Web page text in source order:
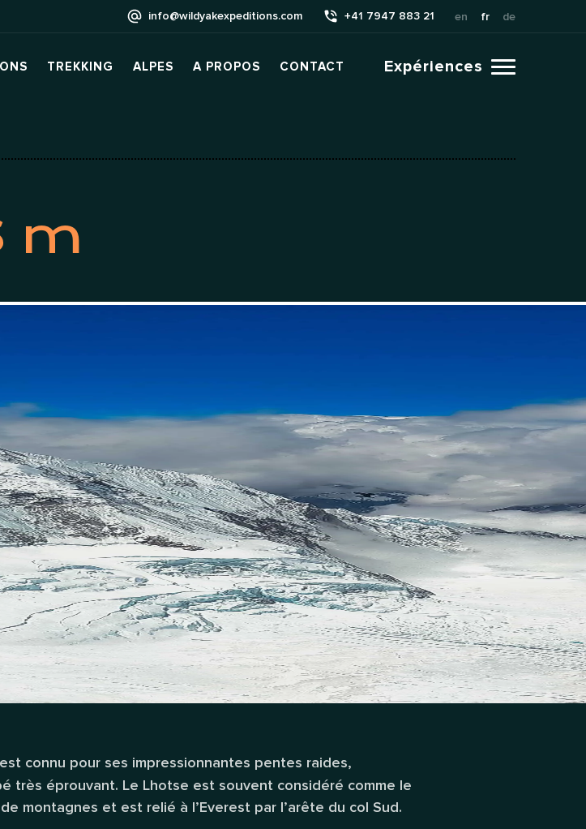
en fr de
info@wildyakexpeditions.com +41 7947 883 21
TREKKING ALPES A PROPOS CONTACT
CLICK
Expériences
m
connu pour ses impressionnantes pentes raides,
très éprouvant. Le Lhotse est souvent considéré comme le
montagnes et est relié à l’Everest par l’arête du col Sud.